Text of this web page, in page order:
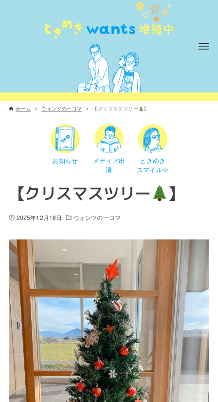
ホーム ウォンツの一コマ 【クリスマスツリー 】
お知らせ
メディア出
演
ときめき
スマイル☆
【クリスマスツリー 】
2025年12月18日 ウォンツの一コマ